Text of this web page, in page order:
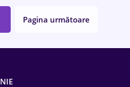
Pagina următoare